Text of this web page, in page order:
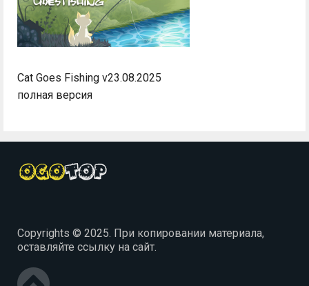
Cat Goes Fishing v23.08.2025
полная версия
Copyrights © 2025. При копировании материала,
оставляйте ссылку на сайт.